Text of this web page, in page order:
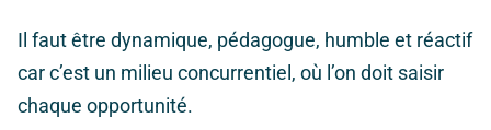
Il faut être dynamique, pédagogue, humble et réactif
car c’est un milieu concurrentiel, où l’on doit saisir
chaque opportunité.